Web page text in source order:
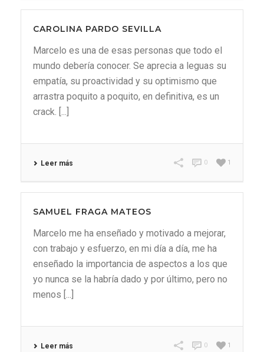
CAROLINA PARDO SEVILLA
Marcelo es una de esas personas que todo el
mundo debería conocer. Se aprecia a leguas su
empatía, su proactividad y su optimismo que
arrastra poquito a poquito, en definitiva, es un
crack. [...]
Leer más 1
0
SAMUEL FRAGA MATEOS
Marcelo me ha enseñado y motivado a mejorar,
con trabajo y esfuerzo, en mi día a día, me ha
enseñado la importancia de aspectos a los que
yo nunca se la habría dado y por último, pero no
menos [...]
Leer más 1
0